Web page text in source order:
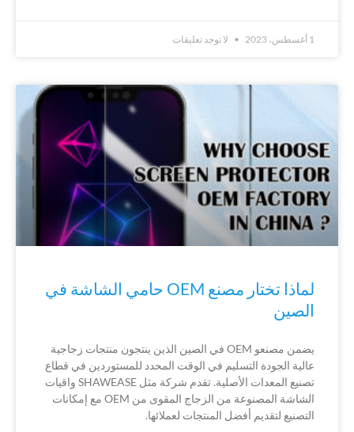
1 أغسطس، 2023 لا توجد تعليقات
لماذا تختار مصنع OEM حامي الشاشة في
الصين
يضمن مصنعو OEM في الصين الذين ينتجون منتجات زجاجية
عالية الجودة التسليم في الوقت المحدد للمستوردين في قطاع
تصنيع المعدات الأصلية. تقدم شركة مثل SHAWEASE واقيات
الشاشة المصنوعة من الزجاج المقوى من OEM مع إمكانات
التصنيع لتقديم أفضل المنتجات لعملائها.